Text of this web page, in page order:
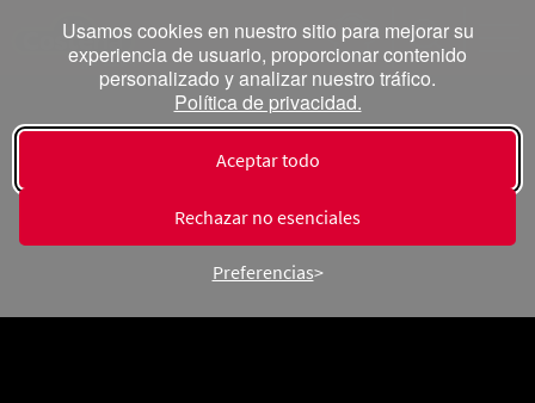
Usamos cookies en nuestro sitio para mejorar su
experiencia de usuario, proporcionar contenido
personalizado y analizar nuestro tráfico.
Política de privacidad.
Aceptar todo
Rechazar no esenciales
Preferencias